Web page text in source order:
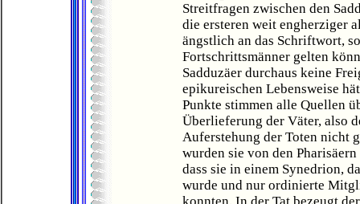
Streitfragen zwischen den
die ersteren weit engherziger
ängstlich an das Schriftwort,
Fortschrittsmänner gelten
Sadduzäer durchaus keine
epikureischen Lebensweise
Punkte stimmen alle Quellen
Überlieferung der Väter, also
Auferstehung der Toten nicht
wurden sie von den
dass sie in einem Synedrion,
wurde und nur ordinierte
konnten. In der Tat bezeugt